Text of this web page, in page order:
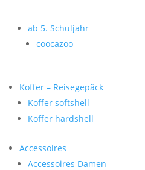
ab 5. Schuljahr
coocazoo
Koffer – Reisegepäck
Koffer softshell
Koffer hardshell
Accessoires
Accessoires Damen